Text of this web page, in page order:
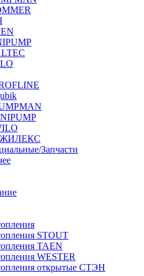
ДЖИЛЕКС
Запчасти
STOUT
TAEN
WESTER
открытые СТЭН